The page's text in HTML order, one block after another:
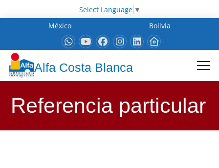
Select Language ▼
México
Bolivia
Alfa Costa Blanca
Referencia particular